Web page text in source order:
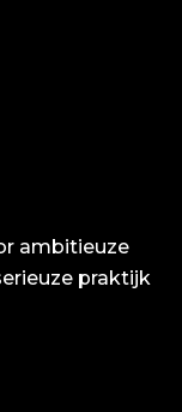
ambitieuze
praktijk